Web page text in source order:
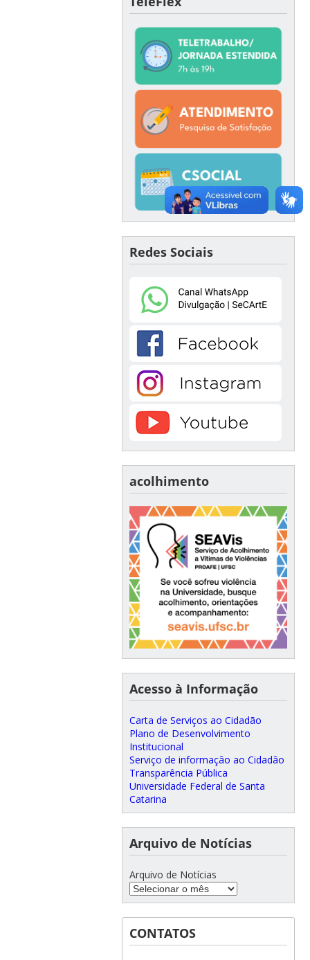
Redes Sociais
acolhimento
Acesso à Informação
Carta de Serviços ao Cidadão
Plano de Desenvolvimento
Institucional
Serviço de informação ao Cidadão
Transparência Pública
Universidade Federal de Santa
Catarina
Arquivo de Notícias
Arquivo de Notícias
CONTATOS